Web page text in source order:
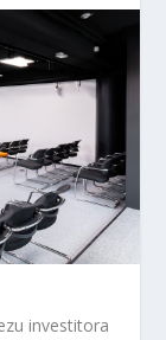
investitora